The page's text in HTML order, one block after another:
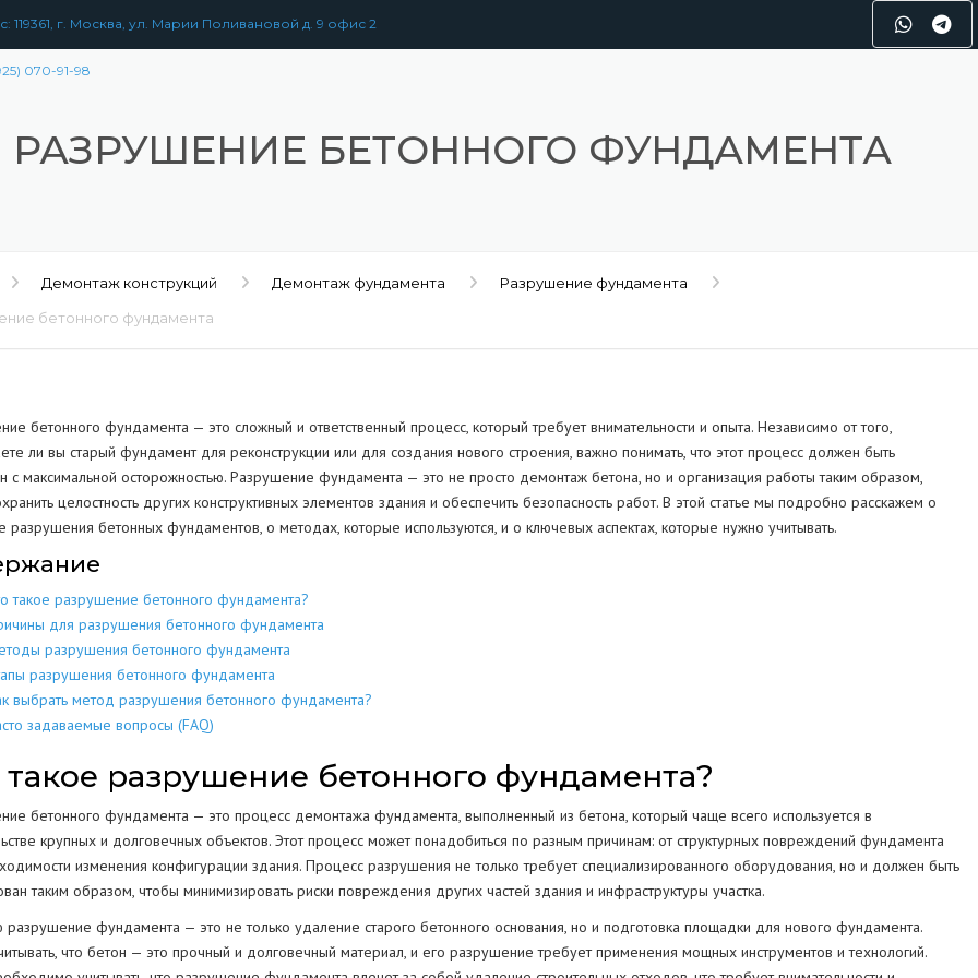
119361, г. Москва, ул. Марии Поливановой д. 9 офис 2
070-91-98
ЗДАНИЙ РАЗБОРКА
ДОМОВ РАЗБОР
РЕЗЕРВУАРОВ
МЕТАЛЛИЧЕСКИХ
МЕТАЛЛОКОНСТРУКЦИЙ
ЖЕЛЕЗОБЕТОННЫХ
БЕТОННЫХ
КОЛОНН
ОПОР
ОГРАЖДЕНИЙ
РЕЗКА КОНСТРУКЦИЙ
ПОКРЫТИЯ
РАЗРУШЕНИЕ БЕТОННОГО ФУНДАМЕНТА
Демонтаж конструкций Демонтаж фундамента
Разрушение фундамента
бетонного фундамента
бетонного фундамента — это сложный и ответственный процесс, который требует внимательности и опыта. Независимо от того,
ли вы старый фундамент для реконструкции или для создания нового строения, важно понимать, что этот процесс должен быть
с максимальной осторожностью. Разрушение фундамента — это не просто демонтаж бетона, но и организация работы таким образом,
целостность других конструктивных элементов здания и обеспечить безопасность работ. В этой статье мы подробно расскажем о
разрушения бетонных фундаментов, о методах, которые используются, и о ключевых аспектах, которые нужно учитывать.
такое разрушение бетонного фундамента?
для разрушения бетонного фундамента
разрушения бетонного фундамента
разрушения бетонного фундамента
выбрать метод разрушения бетонного фундамента?
задаваемые вопросы (FAQ)
такое разрушение бетонного фундамента?
бетонного фундамента — это процесс демонтажа фундамента, выполненный из бетона, который чаще всего используется в
крупных и долговечных объектов. Этот процесс может понадобиться по разным причинам: от структурных повреждений фундамента
изменения конфигурации здания. Процесс разрушения не только требует специализированного оборудования, но и должен быть
таким образом, чтобы минимизировать риски повреждения других частей здания и инфраструктуры участка.
разрушение фундамента — это не только удаление старого бетонного основания, но и подготовка площадки для нового фундамента.
что бетон — это прочный и долговечный материал, и его разрушение требует применения мощных инструментов и технологий.